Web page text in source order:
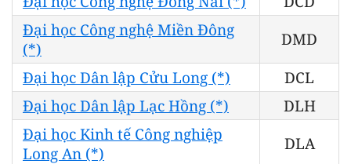
Đại học Công nghệ Miền Đông
(*)
DMD
Đại học Dân lập Cửu Long (*)
DCL
Đại học Dân lập Lạc Hồng (*)
DLH
Đại học Kinh tế Công nghiệp
Long An (*)
DLA